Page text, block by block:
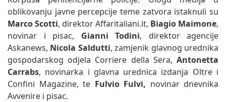
oblikovanju javne percepcije teme zatvora istaknuli su
Marco Scotti, direktor Affaritaliani.it, Biagio Maimone,
novinar i pisac, Gianni Todini, direktor agencije
Askanews, Nicola Saldutti, zamjenik glavnog urednika
gospodarskog odjela Corriere della Sera, Antonetta
Carrabs, novinarka i glavna urednica izdanja Oltre i
Confini Magazine, te Fulvio Fulvi, novinar dnevnika
Avvenire i pisac.